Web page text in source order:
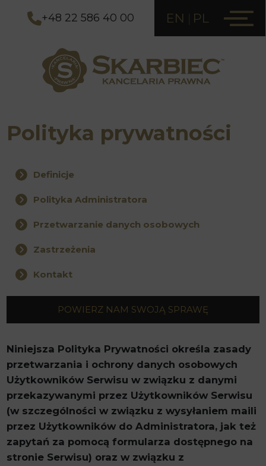
+48 22 586 40 00 EN PL
Polityka prywatności
Definicje
Polityka Administratora
Przetwarzanie danych osobowych
Zastrzeżenia
Kontakt
POWIERZ NAM SWOJĄ SPRAWĘ
Niniejsza Polityka Prywatności określa zasady
przetwarzania i ochrony danych osobowych
Użytkowników Serwisu w związku z danymi
przekazywanymi przez Użytkowników Serwisu
(w szczególności w związku z wysyłaniem maili
przez Użytkowników do Administratora, jak też
zapytań za pomocą formularza dostępnego na
stronie Serwisu) oraz w związku z